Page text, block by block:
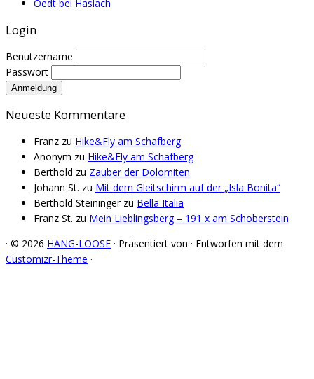
Oedt bei Haslach
Login
Benutzername
Passwort
Neueste Kommentare
Franz zu Hike&Fly am Schafberg
Anonym zu Hike&Fly am Schafberg
Berthold zu Zauber der Dolomiten
Johann St. zu Mit dem Gleitschirm auf der „Isla Bonita“
Berthold Steiningerzu Bella Italia
Franz St. zu Mein Lieblingsberg – 191 x am Schoberstein
· © 2026 HANG-LOOSE · Präsentiert von · Entworfen mit dem
Customizr-Theme ·